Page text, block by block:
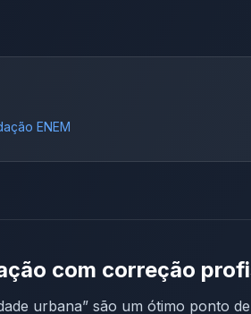
ENEM
com correção
urbana” são um ótimo ponto